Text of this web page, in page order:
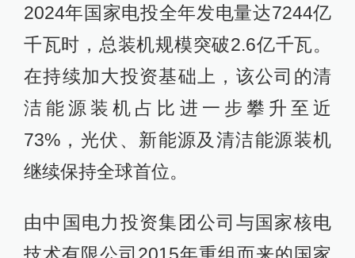
2024年国家电投全年发电量达7244亿
千瓦时，总装机规模突破2.6亿千瓦。
在持续加大投资基础上，该公司的清
洁能源装机占比进一步攀升至近
73%，光伏、新能源及清洁能源装机
继续保持全球首位。
由中国电力投资集团公司与国家核电